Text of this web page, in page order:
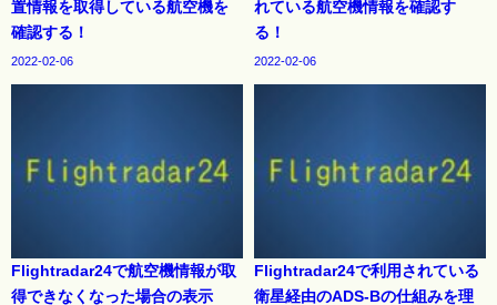
置情報を取得している航空機を
確認する！
2022-02-06
れている航空機情報を確認す
る！
2022-02-06
Flightradar24で航空機情報が取
得できなくなった場合の表示
Flightradar24で利用されている
衛星経由のADS-Bの仕組みを理